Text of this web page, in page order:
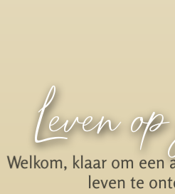
Leven
Welkom, klaar om een
leven te